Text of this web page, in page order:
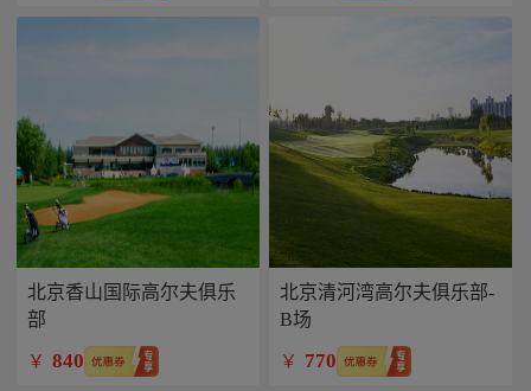
北京香山国际高尔夫俱乐
部
￥ 840
北京清河湾高尔夫俱乐部-
B场
￥ 770